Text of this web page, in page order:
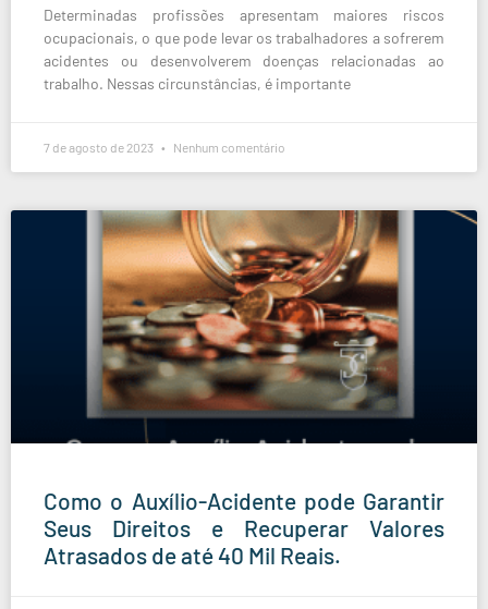
Determinadas profissões apresentam maiores riscos
ocupacionais, o que pode levar os trabalhadores a sofrerem
acidentes ou desenvolverem doenças relacionadas ao
trabalho. Nessas circunstâncias, é importante
7 de agosto de 2023 Nenhum comentário
Como o Auxílio-Acidente pode Garantir
Seus Direitos e Recuperar Valores
Atrasados de até 40 Mil Reais.